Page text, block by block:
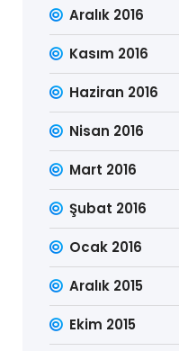
Aralık 2016
Kasım 2016
Haziran 2016
Nisan 2016
Mart 2016
Şubat 2016
Ocak 2016
Aralık 2015
Ekim 2015